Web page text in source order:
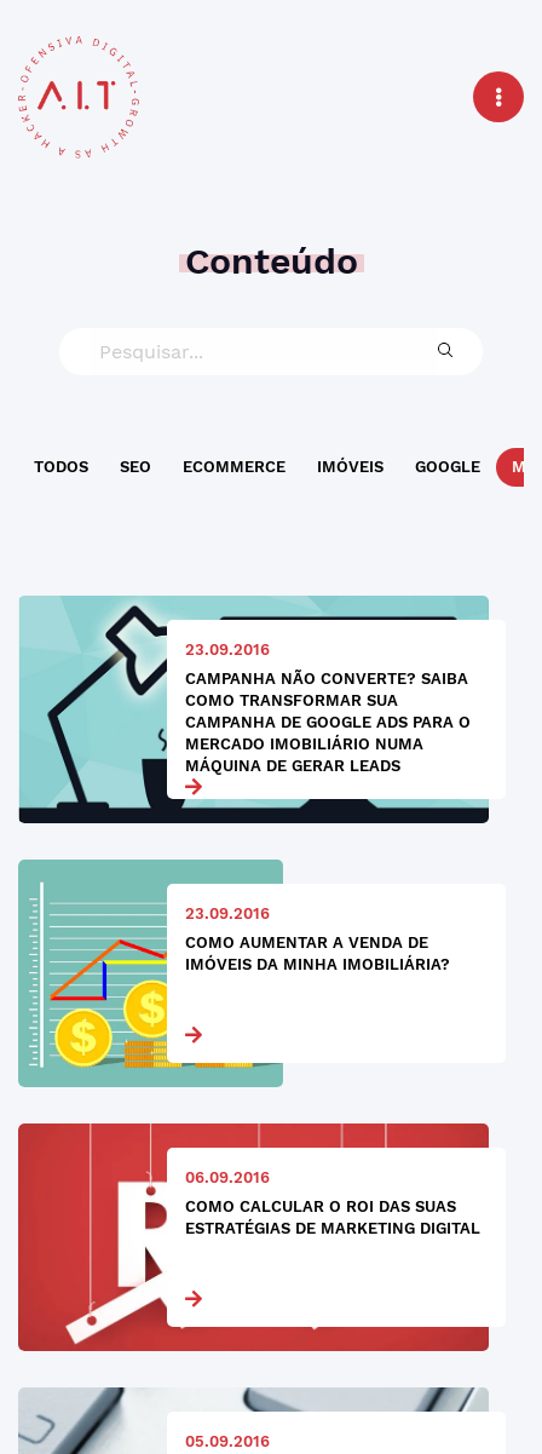
Conteúdo
TODOS SEO ECOMMERCE IMÓVEIS GOOGLE
23.09.2016
CAMPANHA NÃO CONVERTE? SAIBA
COMO TRANSFORMAR SUA
CAMPANHA DE GOOGLE ADS PARA O
MERCADO IMOBILIÁRIO NUMA
MÁQUINA DE GERAR LEADS
23.09.2016
COMO AUMENTAR A VENDA DE
IMÓVEIS DA MINHA IMOBILIÁRIA?
06.09.2016
COMO CALCULAR O ROI DAS SUAS
ESTRATÉGIAS DE MARKETING DIGITAL
05.09.2016